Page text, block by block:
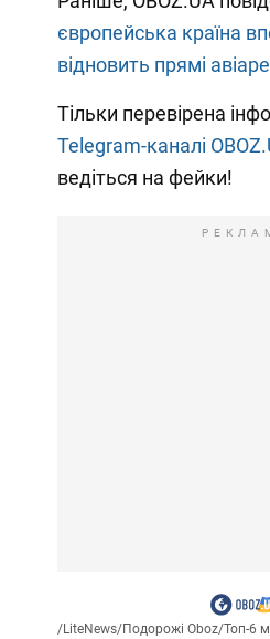
європейська країна
відновить прямі
Тільки перевірена
Telegram-каналі
ведіться на фейки!
/LiteNews/Подорожі Oboz/Топ-6